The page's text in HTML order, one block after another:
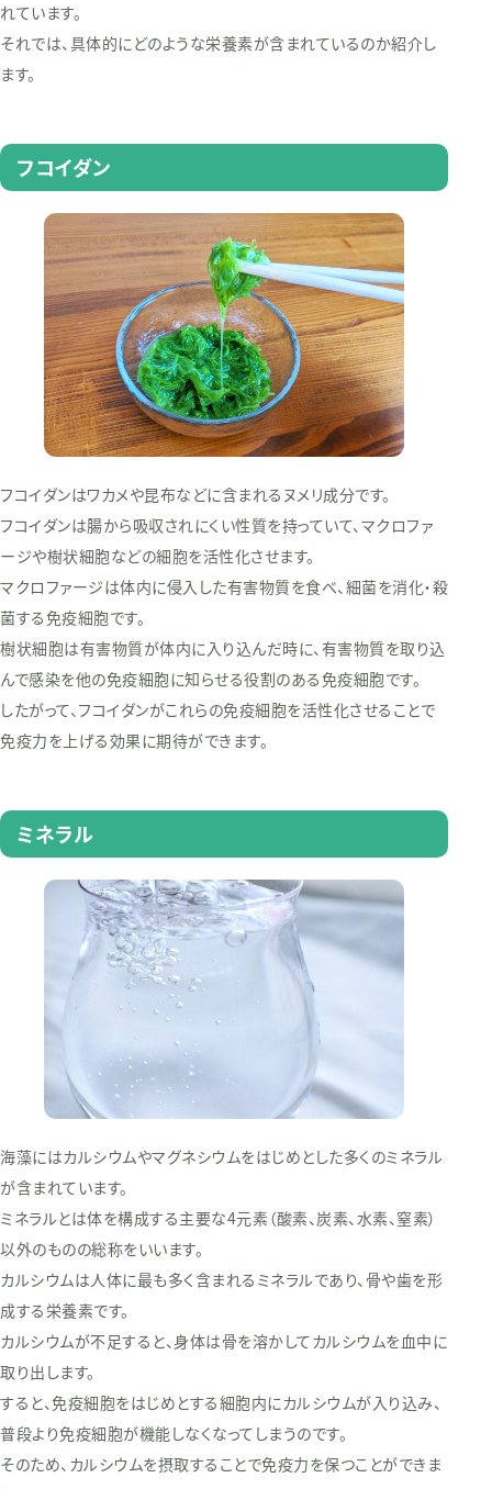
れています。
それでは、具体的にどのような栄養素が含まれているのか紹介し
ます。
フコイダン
フコイダンはワカメや昆布などに含まれるヌメリ成分です。
フコイダンは腸から吸収されにくい性質を持っていて、マクロファ
ージや樹状細胞などの細胞を活性化させます。
マクロファージは体内に侵入した有害物質を食べ、細菌を消化・殺
菌する免疫細胞です。
樹状細胞は有害物質が体内に入り込んだ時に、有害物質を取り込
んで感染を他の免疫細胞に知らせる役割のある免疫細胞です。
したがって、フコイダンがこれらの免疫細胞を活性化させることで
免疫力を上げる効果に期待ができます。
ミネラル
海藻にはカルシウムやマグネシウムをはじめとした多くのミネラル
が含まれています。
ミネラルとは体を構成する主要な4元素（酸素、炭素、水素、窒素）
以外のものの総称をいいます。
カルシウムは人体に最も多く含まれるミネラルであり、骨や歯を形
成する栄養素です。
カルシウムが不足すると、身体は骨を溶かしてカルシウムを血中に
取り出します。
すると、免疫細胞をはじめとする細胞内にカルシウムが入り込み、
普段より免疫細胞が機能しなくなってしまうのです。
そのため、カルシウムを摂取することで免疫力を保つことができま